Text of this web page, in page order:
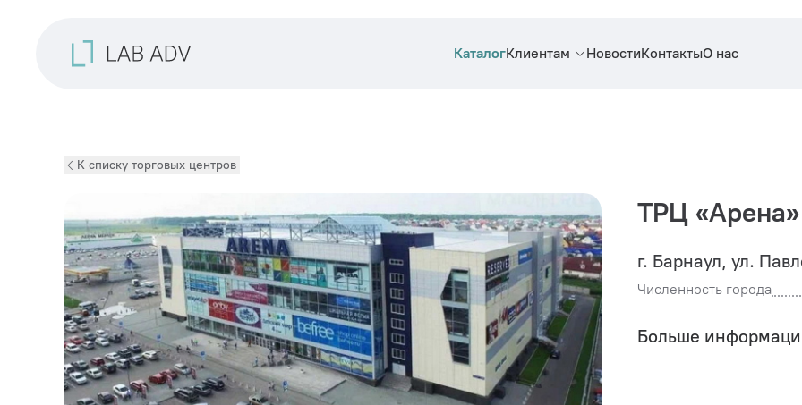
КаталогКлиентам НовостиКонтактыО нас
К списку торговых центров
ТРЦ «Арена»
г. Барнаул, ул.
Численность города
Больше